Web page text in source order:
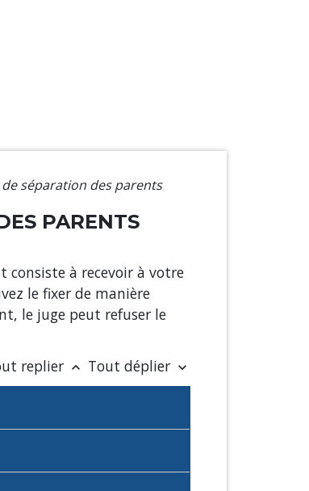
séparation des parents
PARENTS
consiste à recevoir à votre
le fixer de manière
le juge peut refuser le
replier keyboard_arrow_up Tout déplier keyboard_arrow_down